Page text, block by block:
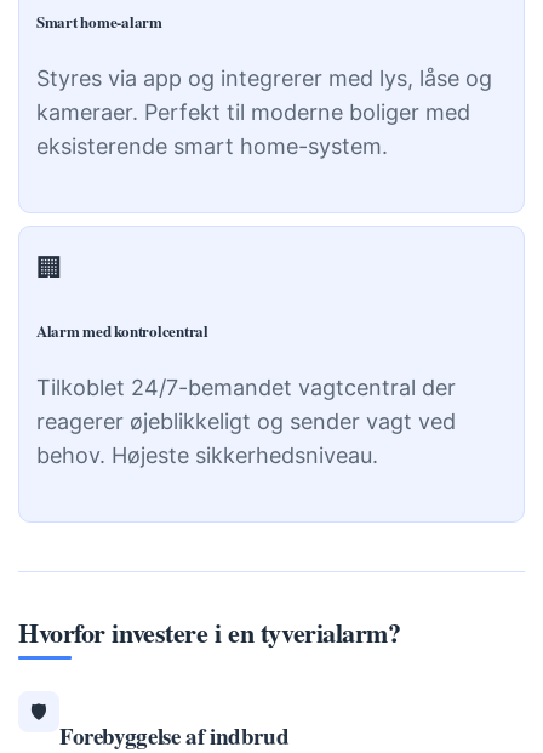
Smart home-alarm
Styres via app og integrerer med lys, låse og
kameraer. Perfekt til moderne boliger med
eksisterende smart home-system.
🏢
Alarm med kontrolcentral
Tilkoblet 24/7-bemandet vagtcentral der
reagerer øjeblikkeligt og sender vagt ved
behov. Højeste sikkerhedsniveau.
Hvorfor investere i en tyverialarm?
🛡️
Forebyggelse af indbrud